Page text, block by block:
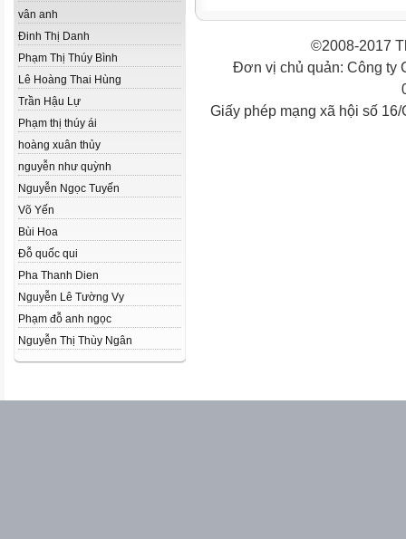
vân anh
Đinh Thị Danh
Phạm Thị Thúy Bình
Lê Hoàng Thai Hùng
Trần Hậu Lự
Phạm thị thúy ái
hoàng xuân thủy
nguyễn như quỳnh
Nguyễn Ngọc Tuyến
Võ Yến
Bùi Hoa
Đỗ quốc qui
Pha Thanh Dien
Nguyễn Lê Tường Vy
Phạm đỗ anh ngọc
Nguyễn Thị Thùy Ngân
©2008-2017
Đơn vị chủ quản: Công ty
Giấy phép mạng xã hội số